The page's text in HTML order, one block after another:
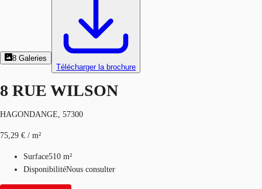
8 Galeries
Télécharger la brochure
8 RUE WILSON
HAGONDANGE, 57300
75,29 € / m²
Surface510 m²
DisponibilitéNous consulter